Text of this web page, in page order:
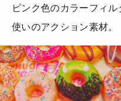
ピンク色のカラーフィ
使いのアクション素材。